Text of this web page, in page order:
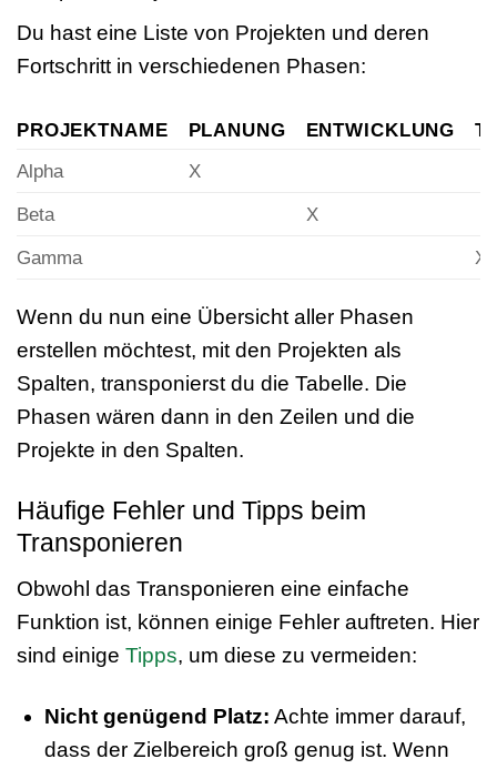
Du hast eine Liste von Projekten und deren
Fortschritt in verschiedenen Phasen:
PROJEKTNAME PLANUNG ENTWICKLUNG
Alpha
X
Beta
X
Gamma
X
Wenn du nun eine Übersicht aller Phasen
erstellen möchtest, mit den Projekten als
Spalten, transponierst du die Tabelle. Die
Phasen wären dann in den Zeilen und die
Projekte in den Spalten.
Häufige Fehler und Tipps beim
Transponieren
Obwohl das Transponieren eine einfache
Funktion ist, können einige Fehler auftreten. Hier
sind einige Tipps, um diese zu vermeiden:
Nicht genügend Platz: Achte immer darauf,
dass der Zielbereich groß genug ist. Wenn